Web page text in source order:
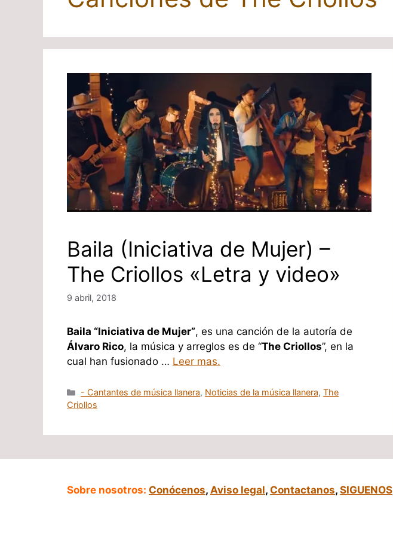
Baila (Iniciativa de Mujer) –
The Criollos «Letra y video»
9 abril, 2018
Baila “Iniciativa de Mujer”, es una canción de la autoría de
Álvaro Rico, la música y arreglos es de “The Criollos”, en la
cual han fusionado … Leer mas.
Categorías
- Cantantes de música llanera, Noticias de la música llanera,The
Criollos
Sobre nosotros: Conócenos, Aviso legal, Contactanos, SIGUENOS